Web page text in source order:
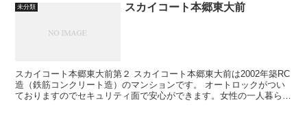
未分類 スカイコート本郷東大前
スカイコート本郷東大前第２ スカイコート本郷東大前は2002年築RC
造（鉄筋コンクリート造）のマンションです。 オートロックがつい
ておりますのでセキュリティ面で安心ができます。女性の一人暮らし